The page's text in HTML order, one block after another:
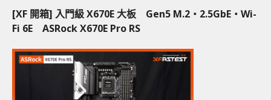
[XF 開箱] 入門級 X670E 大板 Gen5 M.2‧2.5GbE‧Wi-
Fi 6E ASRock X670E Pro RS